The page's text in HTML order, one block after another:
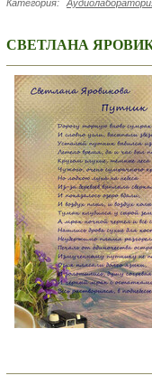
Категория:
СВЕТЛАНА